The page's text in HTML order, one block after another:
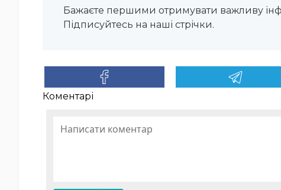
Бажаєте першими отримувати важливу
Підписуйтесь на наші стрічки.
Коментарі